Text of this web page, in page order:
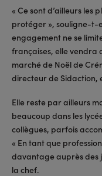
« Ce sont d’ailleurs les
protéger », souligne-t-
engagement ne se
françaises, elle vendra
marché de Noël de
directeur de Sidaction,
Elle reste par ailleurs
beaucoup dans les
collègues, parfois
« En tant que
davantage auprès des
la chef.